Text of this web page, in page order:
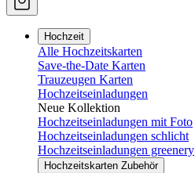
Hochzeit
Alle Hochzeitskarten
Save-the-Date Karten
Trauzeugen Karten
Hochzeitseinladungen
Neue Kollektion
Hochzeitseinladungen mit Foto
Hochzeitseinladungen schlicht
Hochzeitseinladungen greenery
Hochzeitskarten Zubehör